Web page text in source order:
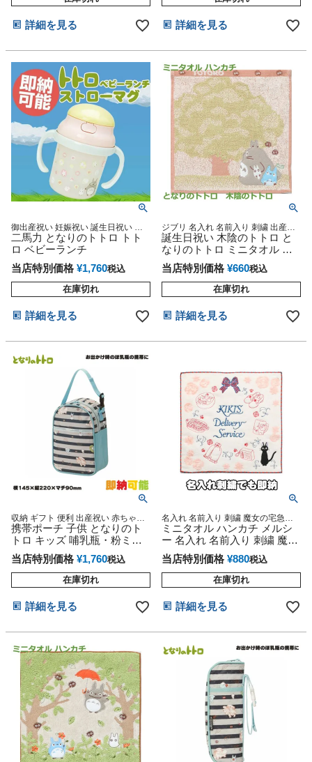
詳細を見る 詳細を見る
御出産祝い 妊娠祝い 誕生日祝い 妊
娠祝い 出産記念
二馬力 となりのトトロ トト
ロ ベビーランチ
当店特別価格 ¥1,760税込
在庫切れ
詳細を見る
ジブリ 名入れ 名前入り 刺繍 出産祝
い
誕生日祝い 木陰のトトロ と
なりのトトロ ミニタオル ハ
ンカチ
当店特別価格 ¥660税込
在庫切れ
詳細を見る
収納 ギフト 便利 出産祝い 赤ちゃん
ジブリ プレゼント 専門
携帯ポーチ 子供 となりのト
トロ キッズ 哺乳瓶・粉ミル
クケースポーチ
当店特別価格 ¥1,760税込
在庫切れ
詳細を見る
名入れ 名前入り 刺繍 魔女の宅急便
可愛い 女の子 ピンク ジブリグッズ
ミニタオル ハンカチ メルシ
ー 名入れ 名前入り 刺繍 魔女
の宅急便
当店特別価格 ¥880税込
在庫切れ
詳細を見る